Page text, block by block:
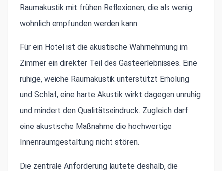
Raumakustik mit frühen Reflexionen, die als wenig
wohnlich empfunden werden kann.
Für ein Hotel ist die akustische Wahrnehmung im
Zimmer ein direkter Teil des Gästeerlebnisses. Eine
ruhige, weiche Raumakustik unterstützt Erholung
und Schlaf, eine harte Akustik wirkt dagegen unruhig
und mindert den Qualitätseindruck. Zugleich darf
eine akustische Maßnahme die hochwertige
Innenraumgestaltung nicht stören.
Die zentrale Anforderung lautete deshalb, die